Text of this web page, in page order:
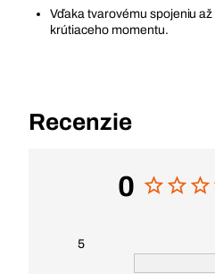
Vďaka tvarovému spojeniu
krútiaceho momentu.
Recenzie
0
5